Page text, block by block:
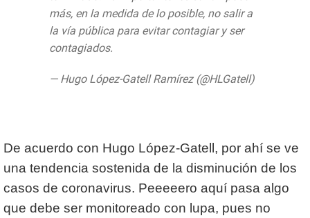
más, en la medida de lo posible, no salir a
la vía pública para evitar contagiar y ser
contagiados.
— Hugo López-Gatell Ramírez (@HLGatell)
De acuerdo con Hugo López-Gatell, por ahí se ve
una tendencia sostenida de la disminución de los
casos de coronavirus. Peeeeero aquí pasa algo
que debe ser monitoreado con lupa, pues no